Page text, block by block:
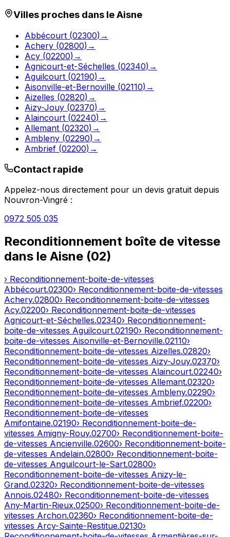
Villes proches dans leAisne
Abbécourt (02300) →
Achery (02800) →
Acy (02200) →
Agnicourt-et-Séchelles (02340) →
Aguilcourt (02190) →
Aisonville-et-Bernoville (02110) →
Aizelles (02820) →
Aizy-Jouy (02370) →
Alaincourt (02240) →
Allemant (02320) →
Ambleny (02290) →
Ambrief (02200) →
Contact rapide
Appelez-nous directement pour un devis gratuit depuis
Nouvron-Vingré :
0972 505 035
Reconditionnement boîte de vitesse
dans le Aisne (02)
› Reconditionnement-boite-de-vitesses
Abbécourt.02300› Reconditionnement-boite-de-vitesses
Achery.02800› Reconditionnement-boite-de-vitesses
Acy.02200› Reconditionnement-boite-de-vitesses
Agnicourt-et-Séchelles.02340› Reconditionnement-
boite-de-vitesses Aguilcourt.02190› Reconditionnement-
boite-de-vitesses Aisonville-et-Bernoville.02110›
Reconditionnement-boite-de-vitesses Aizelles.02820›
Reconditionnement-boite-de-vitesses Aizy-Jouy.02370›
Reconditionnement-boite-de-vitesses Alaincourt.02240›
Reconditionnement-boite-de-vitesses Allemant.02320›
Reconditionnement-boite-de-vitesses Ambleny.02290›
Reconditionnement-boite-de-vitesses Ambrief.02200›
Reconditionnement-boite-de-vitesses
Amifontaine.02190› Reconditionnement-boite-de-
vitesses Amigny-Rouy.02700› Reconditionnement-boite-
de-vitesses Ancienville.02600› Reconditionnement-boite-
de-vitesses Andelain.02800› Reconditionnement-boite-
de-vitesses Anguilcourt-le-Sart.02800›
Reconditionnement-boite-de-vitesses Anizy-le-
Grand.02320› Reconditionnement-boite-de-vitesses
Annois.02480› Reconditionnement-boite-de-vitesses
Any-Martin-Rieux.02500› Reconditionnement-boite-de-
vitesses Archon.02360› Reconditionnement-boite-de-
vitesses Arcy-Sainte-Restitue.02130›